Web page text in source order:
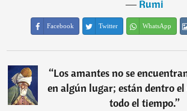
―Rumi
Facebook Twitter WhatsApp
“Los amantes no se
en algún lugar; están dentro
todo el tiempo.”